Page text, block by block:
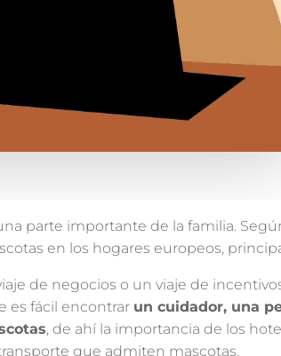
parte importante de la familia.
en los hogares europeos,
de negocios o un viaje de
es fácil encontrar un cuidador, una
, de ahí la importancia de los
que admiten mascotas.